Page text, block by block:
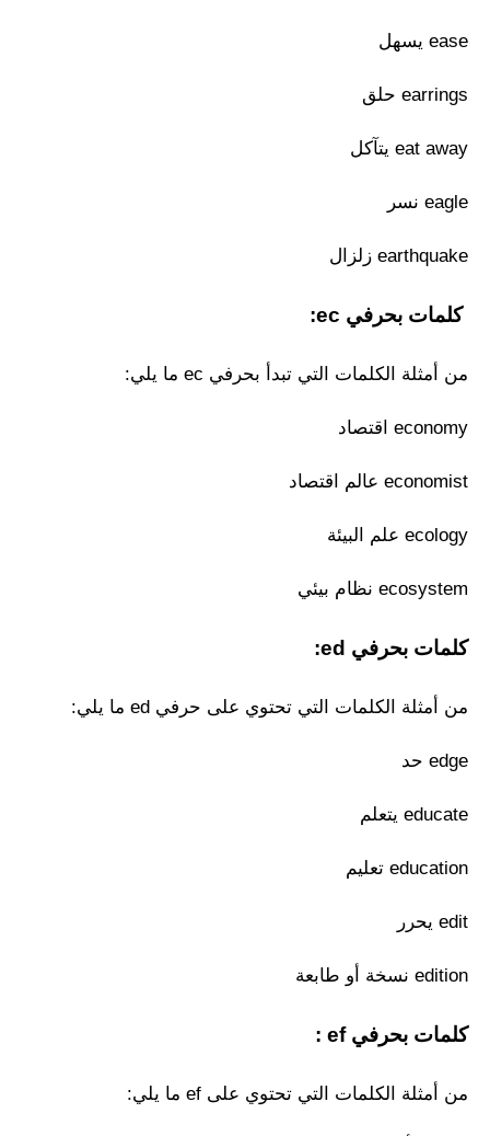
ease يسهل
earrings حلق
eat away يتآكل
eagle نسر
earthquake زلزال
كلمات بحرفي ec:
من أمثلة الكلمات التي تبدأ بحرفي ec ما يلي:
economy اقتصاد
economist عالم اقتصاد
ecology علم البيئة
ecosystem نظام بيئي
كلمات بحرفي ed:
من أمثلة الكلمات التي تحتوي على حرفي ed ما يلي:
edge حد
educate يتعلم
education تعليم
edit يحرر
edition نسخة أو طابعة
كلمات بحرفي ef :
من أمثلة الكلمات التي تحتوي على ef ما يلي: